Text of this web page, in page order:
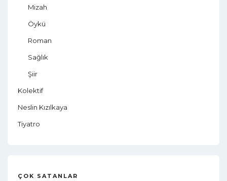
Mizah
Öykü
Roman
Sağlık
Şiir
Kolektif
Neslin Kızılkaya
Tiyatro
ÇOK SATANLAR